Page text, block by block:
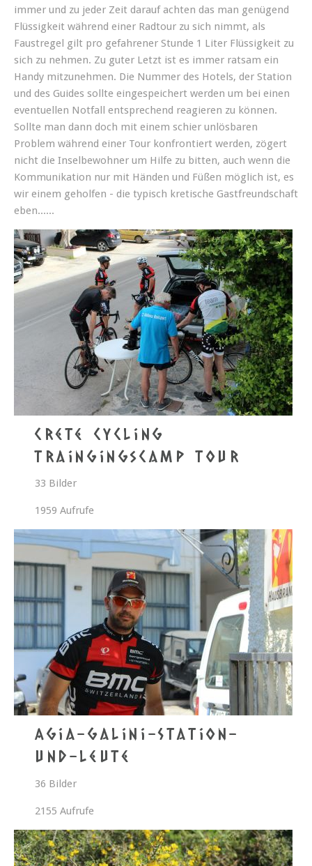
immer und zu jeder Zeit darauf achten das man genügend
Flüssigkeit während einer Radtour zu sich nimmt, als
Faustregel gilt pro gefahrener Stunde 1 Liter Flüssigkeit zu
sich zu nehmen. Zu guter Letzt ist es immer ratsam ein
Handy mitzunehmen. Die Nummer des Hotels, der Station
und des Guides sollte eingespeichert werden um bei einen
eventuellen Notfall entsprechend reagieren zu können.
Sollte man dann doch mit einem schier unlösbaren
Problem während einer Tour konfrontiert werden, zögert
nicht die Inselbewohner um Hilfe zu bitten, auch wenn die
Kommunikation nur mit Händen und Füßen möglich ist, es
wir einem geholfen - die typisch kretische Gastfreundschaft
eben......
Crete Cycling
Traingingscamp Tour
33 Bilder
1959 Aufrufe
Agia-Galini-Station-
und-Leute
36 Bilder
2155 Aufrufe